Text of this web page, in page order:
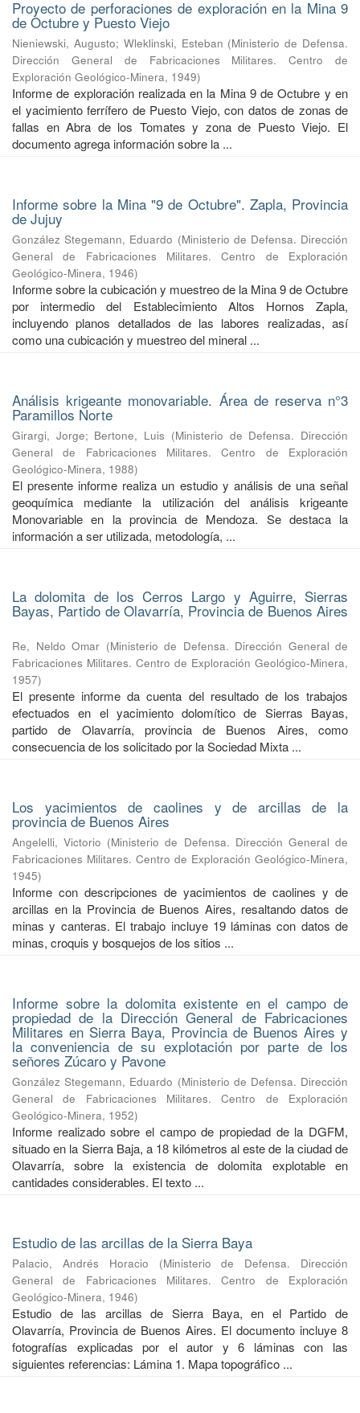
Proyecto de perforaciones de exploración en la Mina 9
de Octubre y Puesto Viejo
Nieniewski, Augusto; Wleklinski, Esteban (Ministerio de Defensa.
Dirección General de Fabricaciones Militares. Centro de
Exploración Geológico-Minera, 1949)
Informe de exploración realizada en la Mina 9 de Octubre y en
el yacimiento ferrífero de Puesto Viejo, con datos de zonas de
fallas en Abra de los Tomates y zona de Puesto Viejo. El
documento agrega información sobre la ...
Informe sobre la Mina "9 de Octubre". Zapla, Provincia
de Jujuy
González Stegemann, Eduardo (Ministerio de Defensa. Dirección
General de Fabricaciones Militares. Centro de Exploración
Geológico-Minera, 1946)
Informe sobre la cubicación y muestreo de la Mina 9 de Octubre
por intermedio del Establecimiento Altos Hornos Zapla,
incluyendo planos detallados de las labores realizadas, así
como una cubicación y muestreo del mineral ...
Análisis krigeante monovariable. Área de reserva n°3
Paramillos Norte
Girargi, Jorge; Bertone, Luis (Ministerio de Defensa. Dirección
General de Fabricaciones Militares. Centro de Exploración
Geológico-Minera, 1988)
El presente informe realiza un estudio y análisis de una señal
geoquímica mediante la utilización del análisis krigeante
Monovariable en la provincia de Mendoza. Se destaca la
información a ser utilizada, metodología, ...
La dolomita de los Cerros Largo y Aguirre, Sierras
Bayas, Partido de Olavarría, Provincia de Buenos Aires
Re, Neldo Omar (Ministerio de Defensa. Dirección General de
Fabricaciones Militares. Centro de Exploración Geológico-Minera,
1957)
El presente informe da cuenta del resultado de los trabajos
efectuados en el yacimiento dolomítico de Sierras Bayas,
partido de Olavarría, provincia de Buenos Aires, como
consecuencia de los solicitado por la Sociedad Mixta ...
Los yacimientos de caolines y de arcillas de la
provincia de Buenos Aires
Angelelli, Victorio (Ministerio de Defensa. Dirección General de
Fabricaciones Militares. Centro de Exploración Geológico-Minera,
1945)
Informe con descripciones de yacimientos de caolines y de
arcillas en la Provincia de Buenos Aires, resaltando datos de
minas y canteras. El trabajo incluye 19 láminas con datos de
minas, croquis y bosquejos de los sitios ...
Informe sobre la dolomita existente en el campo de
propiedad de la Dirección General de Fabricaciones
Militares en Sierra Baya, Provincia de Buenos Aires y
la conveniencia de su explotación por parte de los
señores Zúcaro y Pavone
González Stegemann, Eduardo (Ministerio de Defensa. Dirección
General de Fabricaciones Militares. Centro de Exploración
Geológico-Minera, 1952)
Informe realizado sobre el campo de propiedad de la DGFM,
situado en la Sierra Baja, a 18 kilómetros al este de la ciudad de
Olavarría, sobre la existencia de dolomita explotable en
cantidades considerables. El texto ...
Estudio de las arcillas de la Sierra Baya
Palacio, Andrés Horacio (Ministerio de Defensa. Dirección
General de Fabricaciones Militares. Centro de Exploración
Geológico-Minera, 1946)
Estudio de las arcillas de Sierra Baya, en el Partido de
Olavarría, Provincia de Buenos Aires. El documento incluye 8
fotografías explicadas por el autor y 6 láminas con las
siguientes referencias: Lámina 1. Mapa topográfico ...